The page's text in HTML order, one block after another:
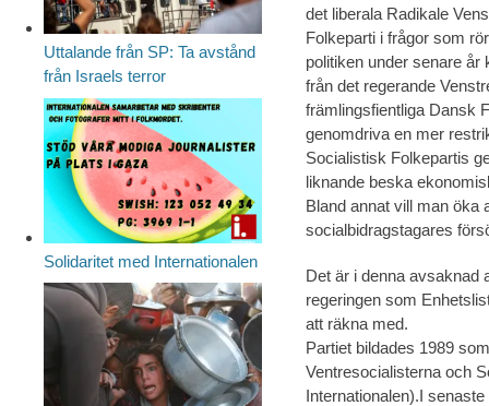
det liberala Radikale
Folkeparti i frågor som
politiken under senare
från det regerande
främlingsfientliga Dansk
genomdriva en mer
Socialistisk Folkepartis
liknande beska
Bland annat vill man öka
socialbidragstagares
Det är i denna avsaknad
regeringen som
att räkna med.
Partiet bildades 1989
Ventresocialisterna och
Internationalen).I
Uttalande från SP: Ta avstånd
från Israels terror
Solidaritet med Internationalen